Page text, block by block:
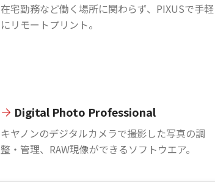
在宅勤務など働く場所に関わらず、PIXUSで手軽
にリモートプリント。
Digital Photo Professional
キヤノンのデジタルカメラで撮影した写真の調
整・管理、RAW現像ができるソフトウエア。